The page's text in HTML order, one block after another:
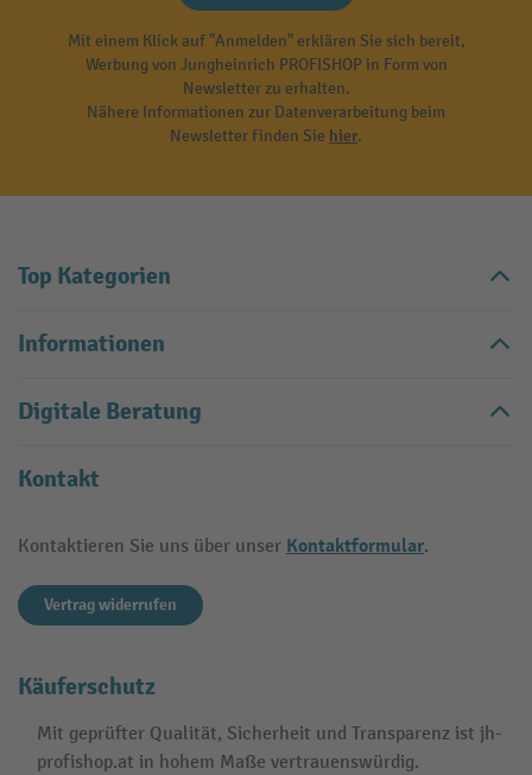
Mit einem Klick auf "Anmelden" erklären Sie sich bereit,
Werbung von Jungheinrich PROFISHOP in Form von
Newsletter zu erhalten.
Nähere Informationen zur Datenverarbeitung beim
Newsletter finden Sie hier.
Top Kategorien
Informationen
Digitale Beratung
Kontakt
Kontaktieren Sie uns über unser Kontaktformular.
Vertrag widerrufen
Käuferschutz
Mit geprüfter Qualität, Sicherheit und Transparenz ist jh-
profishop.at in hohem Maße vertrauenswürdig.